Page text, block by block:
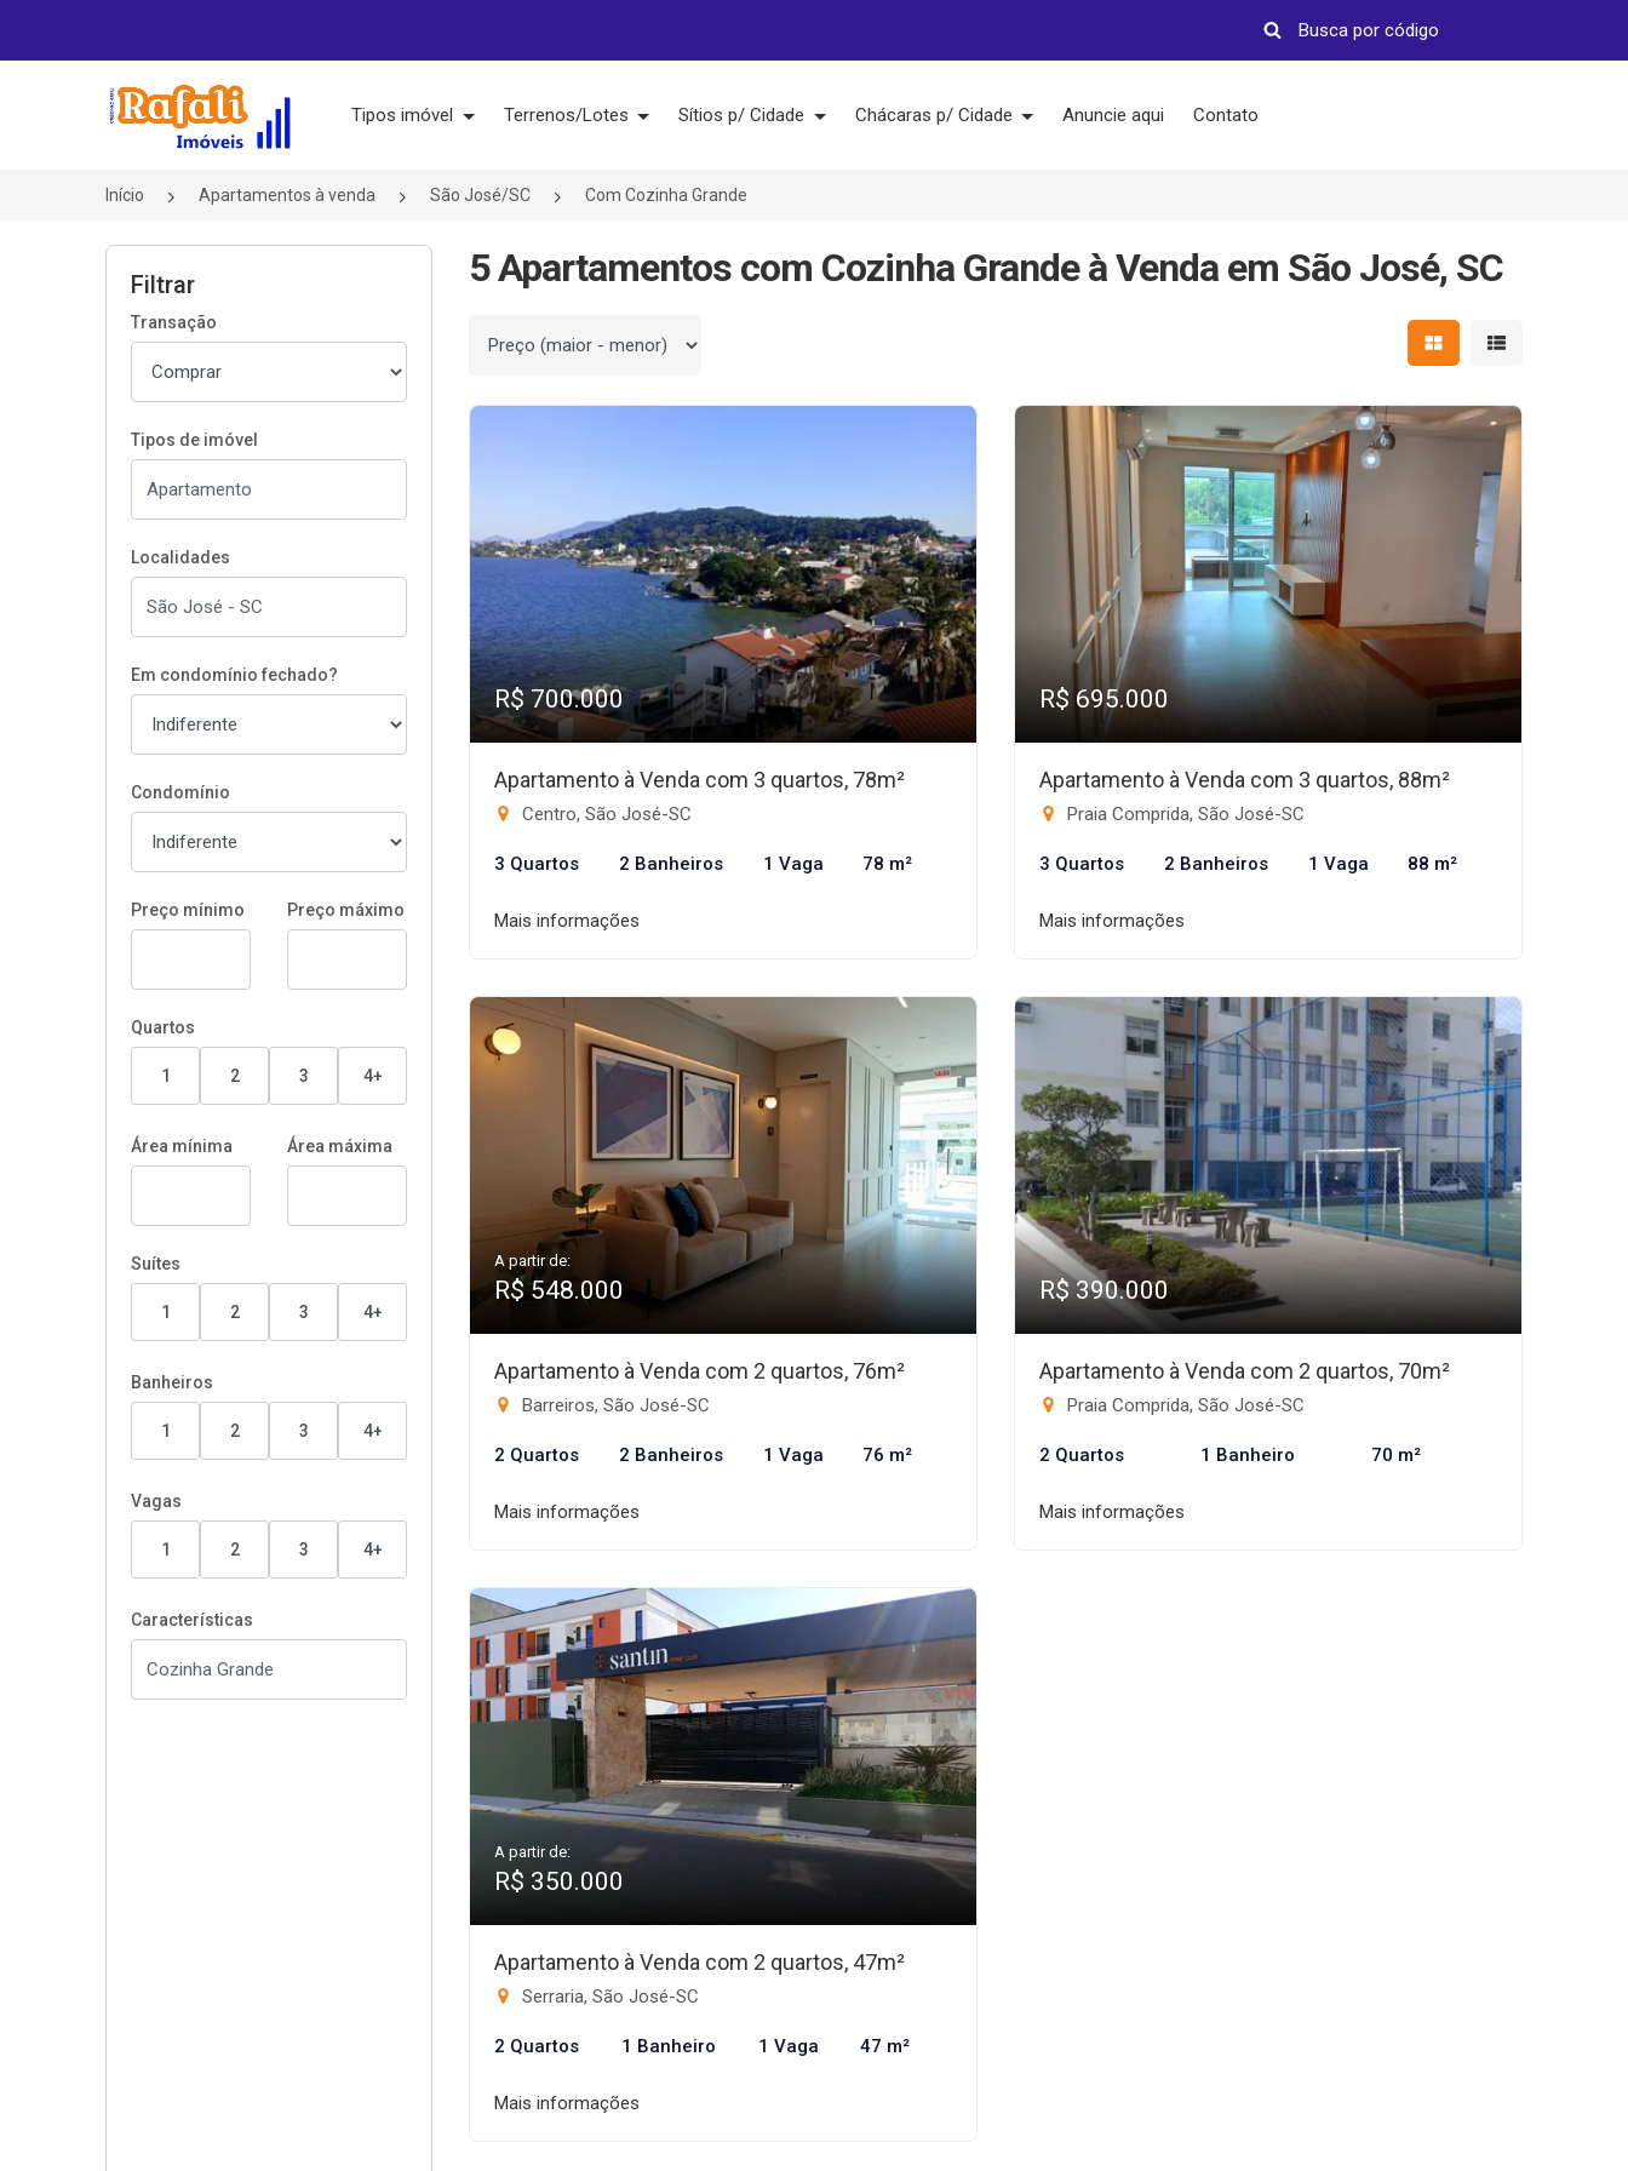
Página inicial
Tipos imóvel Terrenos/Lotes Sítios p/ Cidade Chácaras p/ Cidade Anuncie aqui Contato
Início Apartamentos à venda São José/SC Com Cozinha Grande
Filtrar
Transação
Tipos de imóvel
Localidades
Em condomínio fechado?
Condomínio
Preço mínimo Preço máximo
Quartos
1 2 3 4+
Área mínima Área máxima
Suítes
1 2 3 4+
Banheiros
1 2 3 4+
Vagas
1 2 3 4+
Características
5 Apartamentos com Cozinha Grande à Venda em São José, SC
Ordenar por Mostrar resultados em
Mostrar
R$ 700.000
Apartamento à Venda com 3 quartos, 78m²
Centro, São José-SC
3 Quartos 2 Banheiros 1 Vaga 78 m²
Mais informações
R$ 695.000
Apartamento à Venda com 3 quartos, 88m²
Praia Comprida, São José-SC
3 Quartos 2 Banheiros 1 Vaga 88 m²
Mais informações
A partir de:
R$ 548.000
Apartamento à Venda com 2 quartos, 76m²
Barreiros, São José-SC
2 Quartos 2 Banheiros 1 Vaga 76 m²
Mais informações
R$ 390.000
Apartamento à Venda com 2 quartos, 70m²
Praia Comprida, São José-SC
2 Quartos 1 Banheiro 70 m²
Mais informações
A partir de:
R$ 350.000
Apartamento à Venda com 2 quartos, 47m²
Serraria, São José-SC
2 Quartos 1 Banheiro 1 Vaga 47 m²
Mais informações